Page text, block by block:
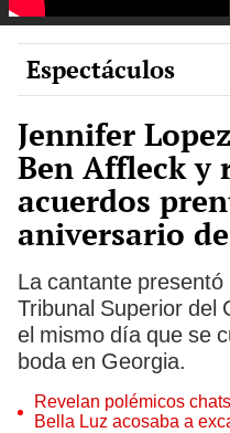
Espectáculos
Jennifer
Ben Affleck y
acuerdos
aniversario
La cantante
Tribunal Superior del
el mismo día que se
boda en Georgia.
Revelan polémicos
Bella Luz acosaba a